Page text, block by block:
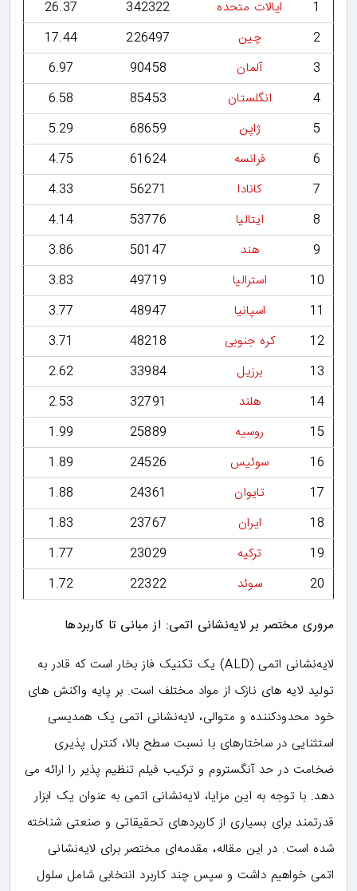
1 ایالات متحده 342322
26.37
2
چین 226497
17.44
3
آلمان 90458
6.97
4
انگلستان 85453
6.58
5
ژاپن 68659
5.29
6
فرانسه 61624
4.75
7
کانادا 56271
4.33
8
ایتالیا 53776
4.14
9
هند 50147
3.86
10
استرالیا 49719
3.83
11
اسپانیا 48947
3.77
12
کره جنوبی 48218
3.71
13
برزیل 33984
2.62
14
هلند 32791
2.53
15
روسیه 25889
1.99
16
سوئیس 24526
1.89
17
تایوان 24361
1.88
18
ایران 23767
1.83
19
ترکیه 23029
1.77
20
سوئد 22322
1.72
مروری مختصر بر لایه‌نشانی اتمی: از مبانی تا کاربردها
لایه‌نشانی اتمی (ALD) یک تکنیک فاز بخار است که قادر به
تولید لایه های نازک از مواد مختلف است. بر پایه واکنش های
خود محدودکننده و متوالی، لایه‌نشانی اتمی یک همدیسی
استثنایی در ساختارهای با نسبت سطح بالا، کنترل پذیری
ضخامت در حد آنگستروم و ترکیب فیلم تنظیم پذیر را ارائه می
دهد. با توجه به این مزایا، لایه‌نشانی اتمی به عنوان یک ابزار
قدرتمند برای بسیاری از کاربردهای تحقیقاتی و صنعتی شناخته
شده است. در این مقاله، مقدمه‌ای مختصر برای لایه‌نشانی
اتمی خواهیم داشت و سپس چند کاربرد انتخابی شامل سلول